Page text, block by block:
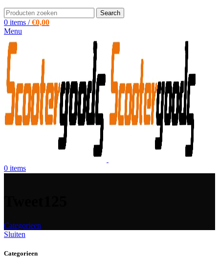
Search
0 items / €0,00
Menu
0 items
Categorieen
Sluiten
Categorieen